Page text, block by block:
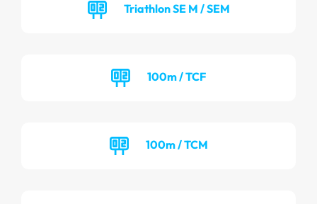
Triathlon SE M / SEM
100m / TCF
100m / TCM